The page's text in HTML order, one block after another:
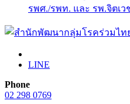
รพศ./รพท. และ รพ.จิตเว
LINE
Phone
02 298 0769